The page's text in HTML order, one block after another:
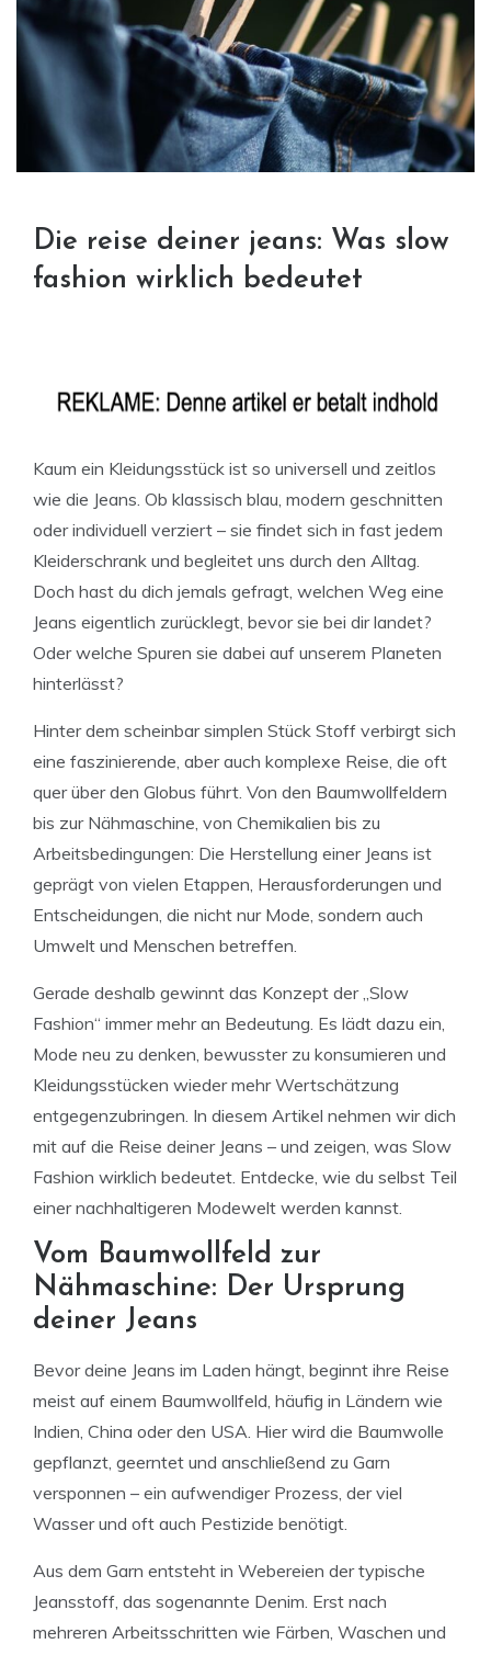
Die reise deiner jeans: Was slow
fashion wirklich bedeutet
Kaum ein Kleidungsstück ist so universell und zeitlos
wie die Jeans. Ob klassisch blau, modern geschnitten
oder individuell verziert – sie findet sich in fast jedem
Kleiderschrank und begleitet uns durch den Alltag.
Doch hast du dich jemals gefragt, welchen Weg eine
Jeans eigentlich zurücklegt, bevor sie bei dir landet?
Oder welche Spuren sie dabei auf unserem Planeten
hinterlässt?
Hinter dem scheinbar simplen Stück Stoff verbirgt sich
eine faszinierende, aber auch komplexe Reise, die oft
quer über den Globus führt. Von den Baumwollfeldern
bis zur Nähmaschine, von Chemikalien bis zu
Arbeitsbedingungen: Die Herstellung einer Jeans ist
geprägt von vielen Etappen, Herausforderungen und
Entscheidungen, die nicht nur Mode, sondern auch
Umwelt und Menschen betreffen.
Gerade deshalb gewinnt das Konzept der „Slow
Fashion“ immer mehr an Bedeutung. Es lädt dazu ein,
Mode neu zu denken, bewusster zu konsumieren und
Kleidungsstücken wieder mehr Wertschätzung
entgegenzubringen. In diesem Artikel nehmen wir dich
mit auf die Reise deiner Jeans – und zeigen, was Slow
Fashion wirklich bedeutet. Entdecke, wie du selbst Teil
einer nachhaltigeren Modewelt werden kannst.
Vom Baumwollfeld zur
Nähmaschine: Der Ursprung
deiner Jeans
Bevor deine Jeans im Laden hängt, beginnt ihre Reise
meist auf einem Baumwollfeld, häufig in Ländern wie
Indien, China oder den USA. Hier wird die Baumwolle
gepflanzt, geerntet und anschließend zu Garn
versponnen – ein aufwendiger Prozess, der viel
Wasser und oft auch Pestizide benötigt.
Aus dem Garn entsteht in Webereien der typische
Jeansstoff, das sogenannte Denim. Erst nach
mehreren Arbeitsschritten wie Färben, Waschen und